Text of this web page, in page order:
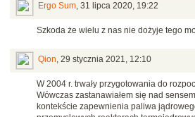
Ergo Sum, 31 lipca 2020, 19:22
Szkoda że wielu z nas nie dożyje tego
Qion, 29 stycznia 2021, 12:10
W 2004 r. trwały przygotowania do
Wówczas zastanawiałem się nad
kontekście zapewnienia paliwa